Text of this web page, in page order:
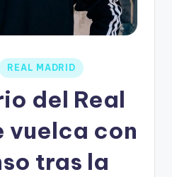
REAL MADRID
del Real
vuelca con
tras la